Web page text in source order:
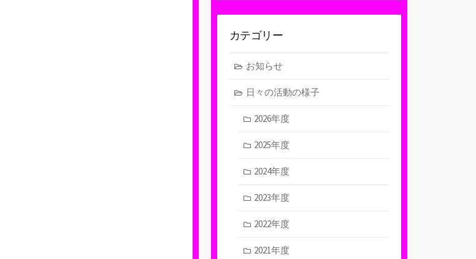
カテゴリー
お知らせ
日々の活動の様子
2026年度
2025年度
2024年度
2023年度
2022年度
2021年度